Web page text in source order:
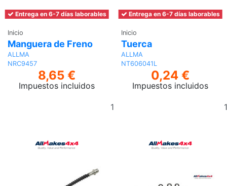
Entrega en 6-7 días laborables
Inicio
Manguera de Freno
ALLMA
NRC9457
8,65 €
Impuestos incluidos
Entrega en 6-7 días laborables
Inicio
Tuerca
ALLMA
NT606041L
0,24 €
Impuestos incluidos